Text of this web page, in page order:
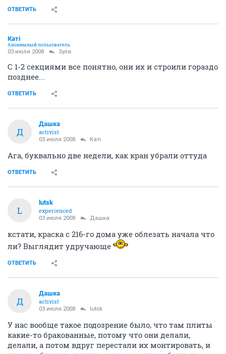
ОТВЕТИТЬ
Катi
Анонимный пользователь
03 июля 2008 Зуля
С 1-2 секциями все понятно, они их и строили гораздо
позднее...
ОТВЕТИТЬ
Д
Дашка
activist
03 июля 2008 Катi
Ага, буквально две недели, как кран убрали оттуда
ОТВЕТИТЬ
L
lutsk
experienced
03 июля 2008 Дашка
кстати, краска с 216-го дома уже облезать начала что
ли? Выглядит удручающе
ОТВЕТИТЬ
Д
Дашка
activist
03 июля 2008 lutsk
У нас вообще такое подозрение было, что там плиты
какие-то бракованные, потому что они делали,
делали, а потом вдруг перестали их монтировать, и